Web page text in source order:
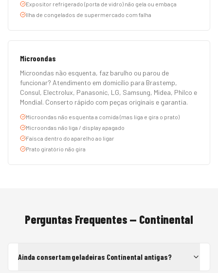
Expositor refrigerado (porta de vidro) não gela ou embaça
Ilha de congelados de supermercado com falha
Microondas
Microondas não esquenta, faz barulho ou parou de
funcionar? Atendimento em domicílio para Brastemp,
Consul, Electrolux, Panasonic, LG, Samsung, Midea, Philco e
Mondial. Conserto rápido com peças originais e garantia.
Microondas não esquenta a comida (mas liga e gira o prato)
Microondas não liga / display apagado
Faísca dentro do aparelho ao ligar
Prato giratório não gira
Perguntas Frequentes — Continental
Ainda consertam geladeiras Continental antigas?